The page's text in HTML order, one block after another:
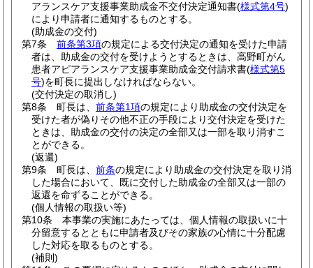
アランスケア支援事業助成金不交付決定通知書(様式第4号)
により申請者に通知するものとする。
(助成金の交付)
第7条
前条第3項の規定による交付決定の通知を受けた申請
者は、助成金の交付を受けようとするときは、高野町がん
患者アピアランスケア支援事業助成金交付請求書(様式第5
号)を町長に提出しなければならない。
(交付決定の取消し)
第8条
町長は、 前条第1項の規定により助成金の交付決定を
受けた者が偽りその他不正の手段により交付決定を受けた
ときは、助成金の交付の決定の全部又は一部を取り消すこ
とができる。
(返還)
第9条
町長は、 前条の規定により助成金の交付決定を取り消
した場合において、既に交付した助成金の全部又は一部の
返還を命ずることができる。
(個人情報の取扱い等)
第10条
本事業の実施にあたっては、個人情報の取扱いに十
分留意するとともに申請者及びその家族の心情に十分配慮
した対応を取るものとする。
(補則)